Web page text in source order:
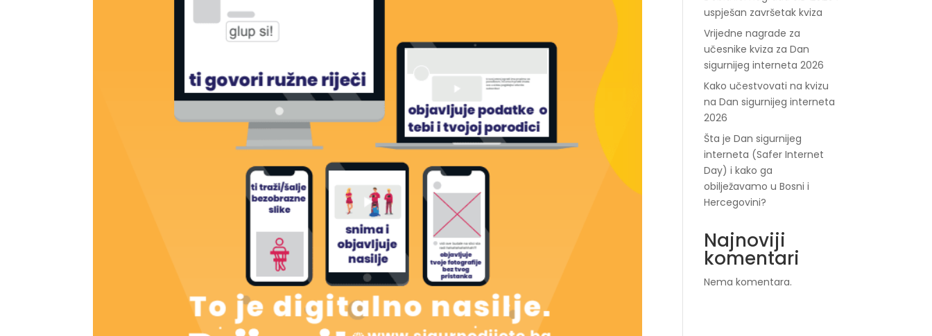
uspješan završetak kviza
Vrijedne nagrade za
učesnike kviza za Dan
sigurnijeg interneta 2026
Kako učestvovati na kvizu
na Dan sigurnijeg interneta
2026
Šta je Dan sigurnijeg
interneta (Safer Internet
Day) i kako ga
obilježavamo u Bosni i
Hercegovini?
Najnoviji
komentari
Nema komentara.